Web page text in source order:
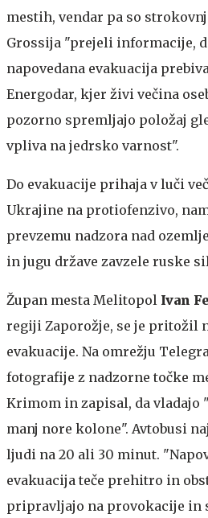
mestih, vendar pa so
Grossija "prejeli informacije,
napovedana evakuacija
Energodar, kjer živi večina
pozorno spremljajo položaj
vpliva na jedrsko varnost".
Do evakuacije prihaja v luči
Ukrajine na protiofenzivo,
prevzemu nadzora nad
in jugu države zavzele ruske
Župan mesta Melitopol Ivan
regiji Zaporožje, se je pritožil
evakuacije. Na omrežju
fotografije z nadzorne točke
Krimom in zapisal, da vladajo
manj nore kolone". Avtobusi
ljudi na 20 ali 30 minut.
evakuacija teče prehitro in
pripravljajo na provokacije in